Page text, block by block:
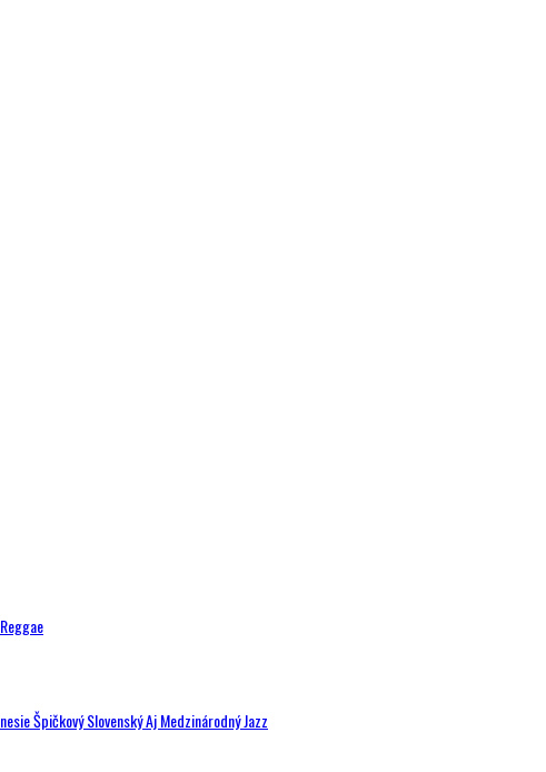
Špičkový Slovenský Aj Medzinárodný Jazz